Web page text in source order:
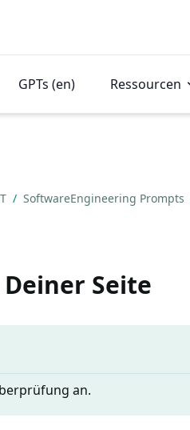
GPTs (en) Ressourcen
/ SoftwareEngineering Prompts
Seite
an.